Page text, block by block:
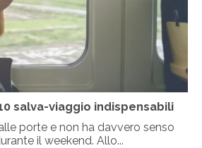
salva-viaggio indispensabili
porte e non ha davvero senso
il weekend. Allo...